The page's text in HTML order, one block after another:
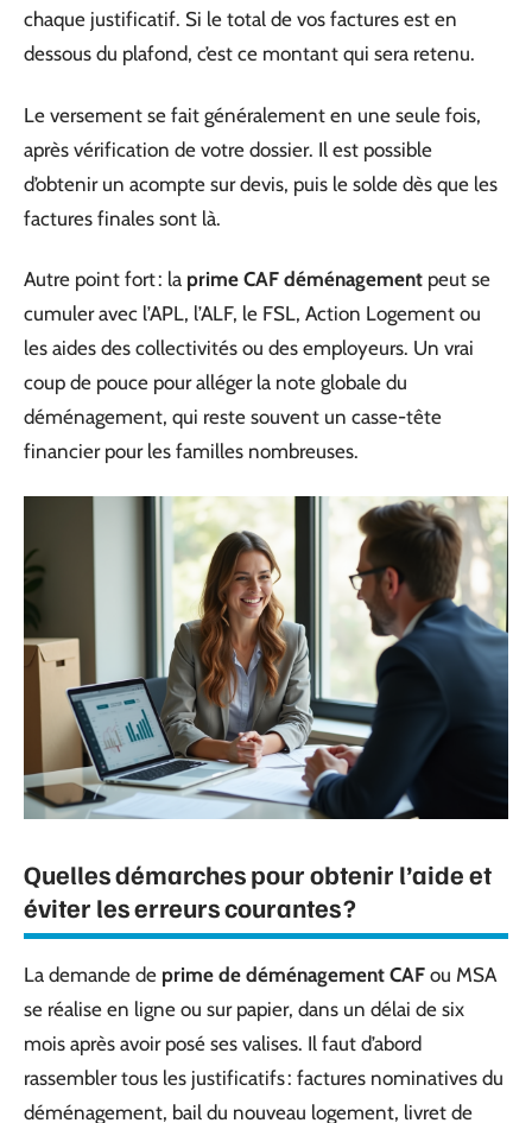
chaque justificatif. Si le total de vos factures est en
dessous du plafond, c’est ce montant qui sera retenu.
Le versement se fait généralement en une seule fois,
après vérification de votre dossier. Il est possible
d’obtenir un acompte sur devis, puis le solde dès que les
factures finales sont là.
Autre point fort : la prime CAF déménagement peut se
cumuler avec l’APL, l’ALF, le FSL, Action Logement ou
les aides des collectivités ou des employeurs. Un vrai
coup de pouce pour alléger la note globale du
déménagement, qui reste souvent un casse-tête
financier pour les familles nombreuses.
Quelles démarches pour obtenir l’aide et
éviter les erreurs courantes ?
La demande de prime de déménagement CAF ou MSA
se réalise en ligne ou sur papier, dans un délai de six
mois après avoir posé ses valises. Il faut d’abord
rassembler tous les justificatifs : factures nominatives du
déménagement, bail du nouveau logement, livret de